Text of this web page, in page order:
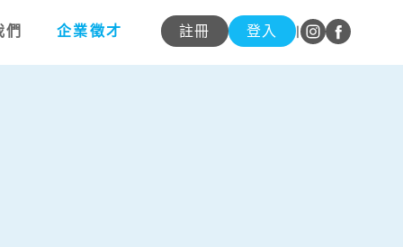
們 企業徵才 註冊 登入 |